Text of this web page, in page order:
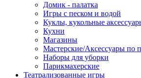
Домик - палатка
Игры с песком и водой
Куклы, кукольные
Кухни
Магазины
Мастерские/Аксессуары по
Наборы для уборки
Парикмахерские
Театрализованные игры